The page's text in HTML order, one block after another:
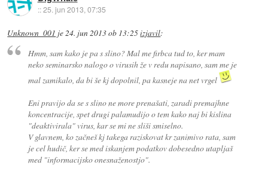
::25. jun 2013, 07:35
Unknown_001 je24. jun 2013 ob 13:25izjavil:
Hmm, sam kako je pa s slino? Mal me firbca tud to, ker mam
neko seminarsko nalogo o virusih že v redu napisano, sam me je
mal zamikalo, da bi še kj dopolnil, pa kasneje na net vrgel
Eni pravijo da se s slino ne more prenašati, zaradi premajhne
koncentracije, spet drugi palamudijo o tem kako naj bi kislina
"deaktivirala" virus, kar se mi ne sliši smiselno.
V glavnem, ko začneš kj takega raziskovat kr zanimivo rata, sam
je cel hudič, ker se med iskanjem podatkov dobesedno utapljaš
med "informacijsko onesnaženostjo".